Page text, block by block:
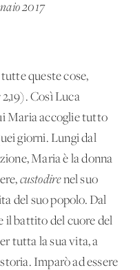
2017
queste cose,
2,19). Così Luca
Maria accoglie tutto
giorni. Lungi dal
Maria è la donna
custodirenel suo
del suo popolo. Dal
il battito del cuore del
tutta la sua vita, a
Imparò ad essere